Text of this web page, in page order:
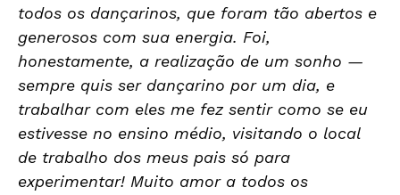
todos os dançarinos, que foram tão abertos e
generosos com sua energia. Foi,
honestamente, a realização de um sonho —
sempre quis ser dançarino por um dia, e
trabalhar com eles me fez sentir como se eu
estivesse no ensino médio, visitando o local
de trabalho dos meus pais só para
experimentar! Muito amor a todos os